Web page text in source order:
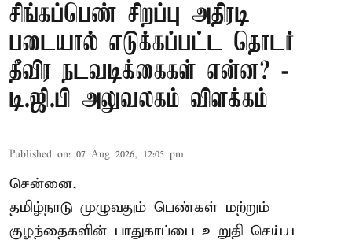
சிங்கப்பெண் சிறப்பு அதிரடி
படையால் எடுக்கப்பட்ட தொடர்
தீவிர நடவடிக்கைகள் என்ன? -
டி.ஜி.பி அலுவலகம் விளக்கம்
Published on: 07 Aug 2026, 12:05 pm
சென்னை,
தமிழ்நாடு முழுவதும் பெண்கள் மற்றும்
குழந்தைகளின் பாதுகாப்பை உறுதி செய்ய